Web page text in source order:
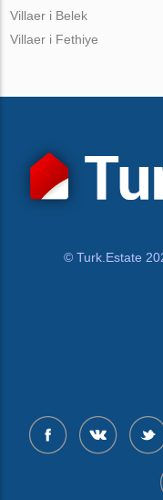
Villaer i Belek
Villaer i Fethiye
© Turk.Estate